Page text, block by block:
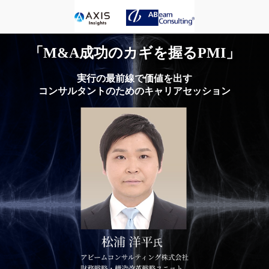
「M&A成功のカギを握るPMI」
実行の最前線で価値を出す
コンサルタントのためのキャリアセッション